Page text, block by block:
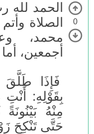
0
الحمد لله
الصلاة
محمد،
أجمعين،
فَإِذَا طَلَّقَ
بِقَوْلِهِ: أَنْتِ
مِنْهُ
حَتَّى تَنْكِحَ